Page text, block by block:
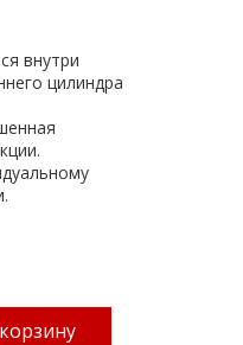
внутри
цилиндра